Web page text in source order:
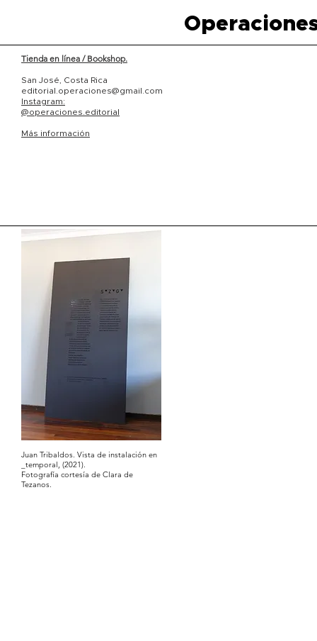
Tienda en línea / Bookshop.
San José, Costa Rica
editorial.operaciones@gmail.com
Instagram:
@operaciones.editorial
Más información
Juan Tribaldos. Vista de instalación en
_temporal, (2021).
Fotografía cortesía de Clara de
Tezanos.